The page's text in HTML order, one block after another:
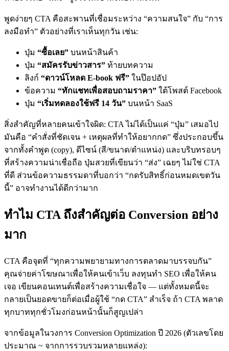
พูดง่ายๆ CTA คือสะพานที่เชื่อมระหว่าง “ความสนใจ” กับ “การ
ลงมือทำ” ตัวอย่างที่เราเห็นทุกวัน เช่น:
ปุ่ม “ซื้อเลย” บนหน้าสินค้า
ปุ่ม “สมัครรับข่าวสาร” ท้ายบทความ
ลิงก์ “ดาวน์โหลด E-book ฟรี” ในป๊อปอัป
ข้อความ “ทักแชทเพื่อสอบถามราคา” ใต้โพสต์ Facebook
ปุ่ม “เริ่มทดลองใช้ฟรี 14 วัน” บนหน้า SaaS
สิ่งสำคัญที่หลายคนเข้าใจผิด: CTA ไม่ได้เป็นแค่ “ปุ่ม” เสมอไป
มันคือ “คำสั่งที่ชัดเจน + เหตุผลที่ทำให้อยากกด” ซึ่งประกอบขึ้น
จากทั้งคำพูด (copy), ดีไซน์ (สี/ขนาด/ตำแหน่ง) และบริบทรอบๆ
ที่สร้างความน่าเชื่อถือ ปุ่มสวยที่เขียนว่า “ส่ง” เฉยๆ ไม่ใช่ CTA
ที่ดี ส่วนข้อความธรรมดาที่บอกว่า “กดรับสิทธิ์ก่อนหมดเขตวัน
นี้” อาจทำงานได้ดีกว่ามาก
ทำไม CTA ถึงสำคัญต่อ Conversion อย่าง
มาก
CTA คือจุดที่ “ทุกความพยายามทางการตลาดมาบรรจบกัน”
คุณจ่ายค่าโฆษณาเพื่อให้คนเข้าเว็บ ลงทุนทำ SEO เพื่อให้คน
เจอ เขียนคอนเทนต์เพื่อสร้างความเชื่อใจ — แต่ทั้งหมดนี้จะ
กลายเป็นยอดขายก็ต่อเมื่อผู้ใช้ “กด CTA” สำเร็จ ถ้า CTA พลาด
ทุกบาททุกชั่วโมงก่อนหน้านั้นก็สูญเปล่า
จากข้อมูลในวงการ Conversion Optimization ปี 2026 (ตัวเลขโดย
ประมาณ ~ จากการรวบรวมหลายแหล่ง):